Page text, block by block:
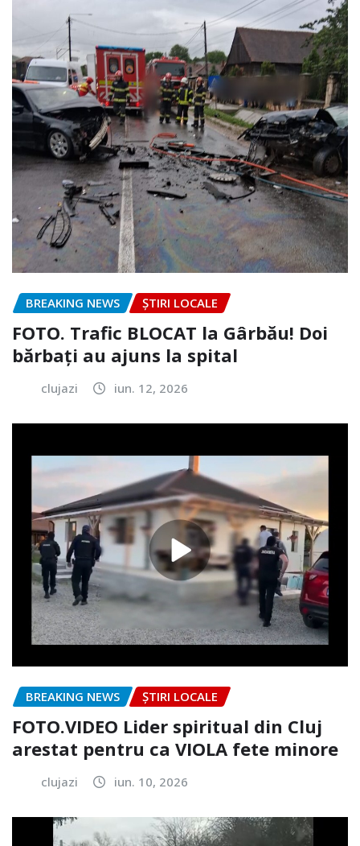
BREAKING NEWS ȘTIRI LOCALE
FOTO. Trafic BLOCAT la Gârbău! Doi
bărbați au ajuns la spital
clujazi iun. 12, 2026
BREAKING NEWS ȘTIRI LOCALE
FOTO.VIDEO Lider spiritual din Cluj
arestat pentru ca VIOLA fete minore
clujazi iun. 10, 2026